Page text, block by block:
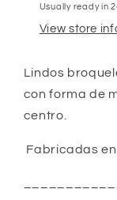
Usually ready in
View store
Lindos
con forma de
centro.
Fabricadas en